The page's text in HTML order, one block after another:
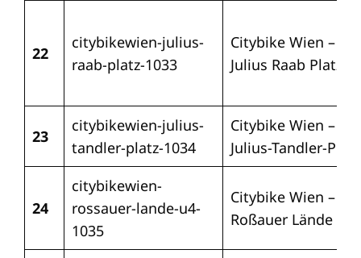
22
citybikewien-julius-
raab-platz-1033
Citybike Wien –
Julius Raab Platz
23
citybikewien-julius-
tandler-platz-1034
Citybike Wien –
Julius-Tandler-Platz
24
citybikewien-
rossauer-lande-u4-
1035
Citybike Wien –
Roßauer Lände U4